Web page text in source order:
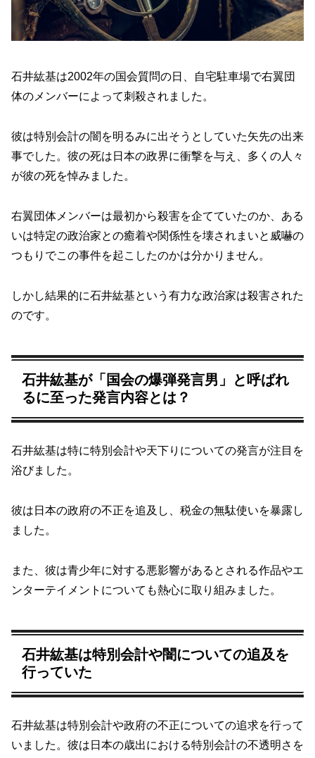
石井紘基は2002年の国会質問の日、自宅駐車場で右翼団
体のメンバーによって刺殺されました。
彼は特別会計の闇を明るみに出そうとしていた矢先の出来
事でした。彼の死は日本の政界に衝撃を与え、多くの人々
が彼の死を悼みました。
右翼団体メンバーは最初から殺害を企てていたのか、ある
いは特定の政治家との癒着や関係性を壊されまいと威嚇の
つもりでこの事件を起こしたのかは分かりません。
しかし結果的に石井紘基という有力な政治家は殺害された
のです。
石井紘基が「国会の爆弾発言男」と呼ばれ
るに至った発言内容とは？
石井紘基は特に特別会計や天下りについての発言が注目を
浴びました。
彼は日本の政府の不正を追及し、税金の無駄使いを暴露し
ました。
また、彼は青少年に対する悪影響があるとされる作品やエ
ンターテイメントについても熱心に取り組みました。
石井紘基は特別会計や闇についての追及を
行っていた
石井紘基は特別会計や政府の不正についての追求を行って
いました。彼は日本の歳出における特別会計の不透明さを